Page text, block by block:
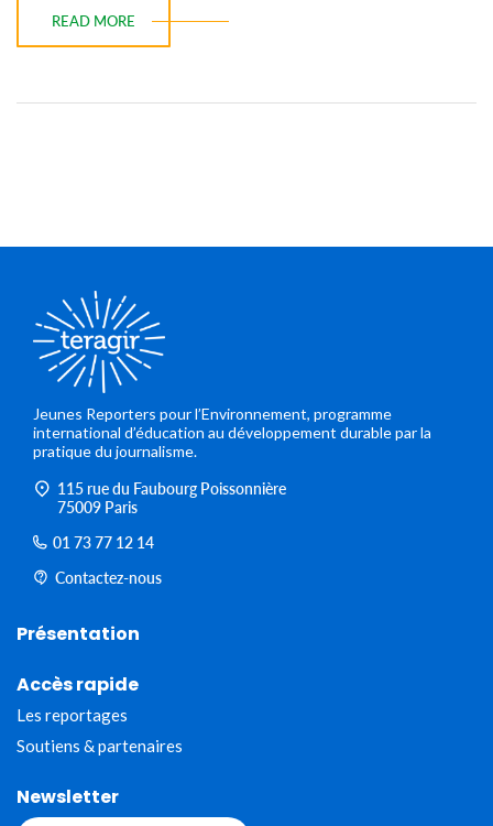
READ MORE
Jeunes Reporters pour l’Environnement, programme
international d’éducation au développement durable par la
pratique du journalisme.
115 rue du Faubourg Poissonnière
75009 Paris
01 73 77 12 14
Contactez-nous
Présentation
Accès rapide
Les reportages
Soutiens & partenaires
Newsletter